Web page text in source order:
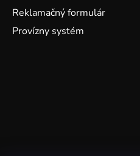
Reklamačný formulár
Provízny systém